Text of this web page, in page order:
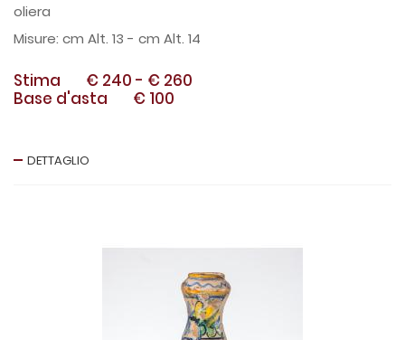
oliera
cm Alt. 13 - cm Alt. 14
Stima € 240 - € 260
Base d'asta
€ 100
DETTAGLIO